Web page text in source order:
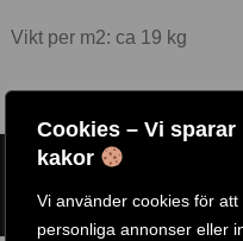
Cookies – Vi
kakor
Vi använder cookies för
personliga annonser eller
Vikt per m2: ca 19 kg
ETIKETT: